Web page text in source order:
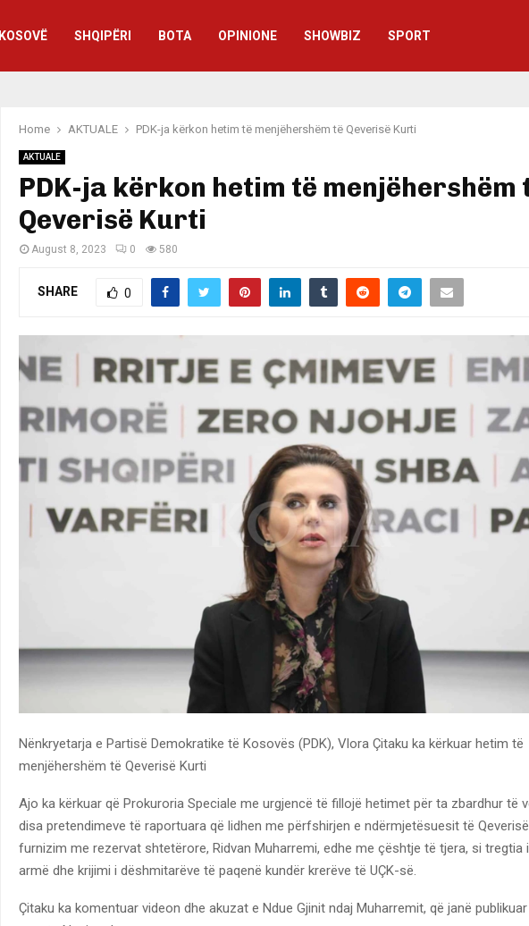
KOSOVË SHQIPËRI BOTA OPINIONE SHOWBIZ SPORT
Home AKTUALE PDK-ja kërkon hetim të menjëhershëm të Qeverisë Kurti
AKTUALE
PDK-ja kërkon hetim të menjëhershëm
Qeverisë Kurti
August 8, 2023 0 580
SHARE 0
Nënkryetarja e Partisë Demokratike të Kosovës (PDK), Vlora Çitaku ka kërkuar hetim të
menjëhershëm të Qeverisë Kurti
Ajo ka kërkuar që Prokuroria Speciale me urgjencë të fillojë hetimet për ta zbardhur të
disa pretendimeve të raportuara që lidhen me përfshirjen e ndërmjetësuesit të
furnizim me rezervat shtetërore, Ridvan Muharremi, edhe me çështje të tjera, si tregtia
armë dhe krijimi i dëshmitarëve të paqenë kundër krerëve të UÇK-së.
Çitaku ka komentuar videon dhe akuzat e Ndue Gjinit ndaj Muharremit, që janë